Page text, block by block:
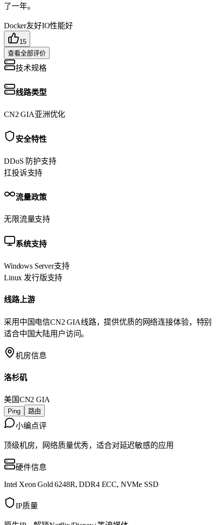
了一年。
Docker友好IO性能好
15
查看全部评价
技术规格
线路类型
CN2 GIA亚洲优化
安全特性
DDoS 防护支持
扛投诉支持
流量政策
无限流量支持
系统支持
Windows Server支持
Linux 发行版支持
线路上游
采用中国电信CN2 GIA线路，提供优质的网络连接体验，特别
适合中国大陆用户访问。
机房信息
洛杉矶
美国CN2 GIA
Ping 路由
小编点评
顶级机房，网络质量优秀，适合对延迟敏感的应用
硬件信息
Intel Xeon Gold 6248R, DDR4 ECC, NVMe SSD
IP质量